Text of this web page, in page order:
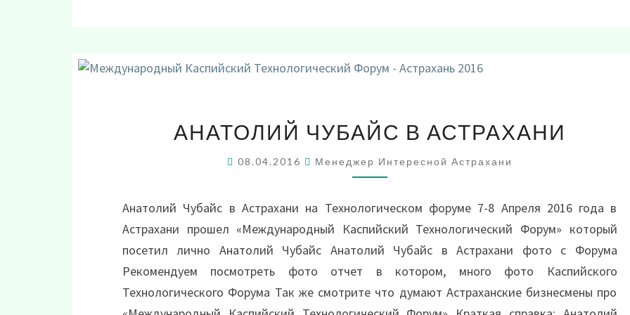
ЧУБАЙС
АСТРАХАНИ
АНАТОЛИЙ ЧУБАЙС В АСТРАХАНИ
08.04.2016 Менеджер Интересной Астрахани
Анатолий Чубайс в Астрахани на Технологическом форуме 7-8 Апреля 2016 года в
Астрахани прошел «Международный Каспийский Технологический Форум» который
посетил лично Анатолий Чубайс Анатолий Чубайс в Астрахани фото с Форума
Рекомендуем посмотреть фото отчет в котором, много фото Каспийского
Технологического Форума Так же смотрите что думают Астраханские бизнесмены про